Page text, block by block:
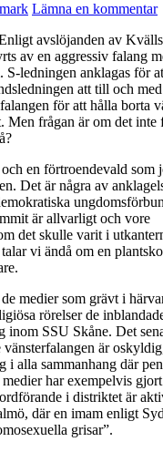
Lämna en kommentar
avslöjanden av
av en aggressiv falang
S-ledningen anklagas för
att till och
för att hålla borta
Men frågan är om det inte
en förtroendevald som
Det är några av
är allvarligt och vore
det skulle varit i
vi ändå om en
medier som grävt i
rörelser de
inom SSU Skåne. Det
är
i alla sammanhang där
har exempelvis
i distriktet är
där en imam enligt
grisar”.